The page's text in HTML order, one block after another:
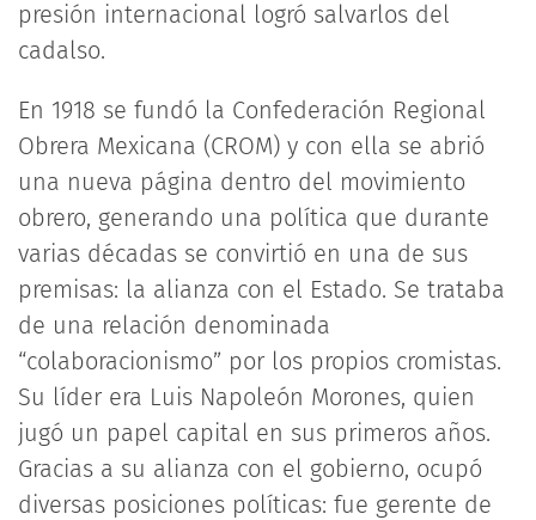
presión internacional logró salvarlos del
cadalso.
En 1918 se fundó la Confederación Regional
Obrera Mexicana (CROM) y con ella se abrió
una nueva página dentro del movimiento
obrero, generando una política que durante
varias décadas se convirtió en una de sus
premisas: la alianza con el Estado. Se trataba
de una relación denominada
“colaboracionismo” por los propios cromistas.
Su líder era Luis Napoleón Morones, quien
jugó un papel capital en sus primeros años.
Gracias a su alianza con el gobierno, ocupó
diversas posiciones políticas: fue gerente de